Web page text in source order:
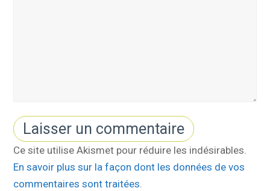
Ce site utilise Akismet pour réduire les indésirables.
En savoir plus sur la façon dont les données de vos
commentaires sont traitées.